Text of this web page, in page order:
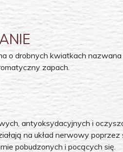
o drobnych kwiatkach
zapach.
antyoksydacyjnych i
na układ nerwowy
pobudzonych i pocących się.